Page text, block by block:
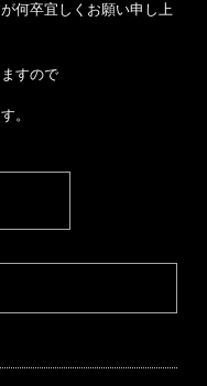
何卒宜しくお願い申し上
すので
。